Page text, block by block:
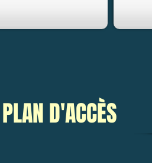
PLAN D'ACCÈS